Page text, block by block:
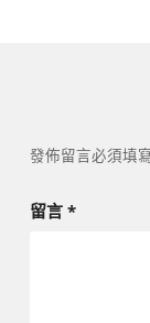
發佈留言必須填
留言 *